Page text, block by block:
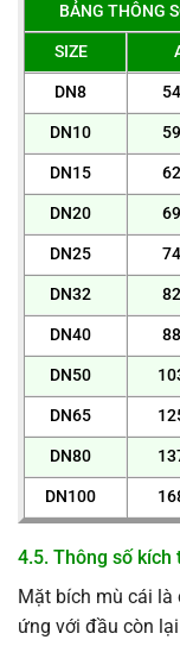
BẢNG THÔNG
SIZE
DN8
DN10
DN15
DN20
DN25
DN32
DN40
DN50
DN65
DN80
DN100
4.5. Thông số
Mặt bích mù cái
ứng với đầu còn